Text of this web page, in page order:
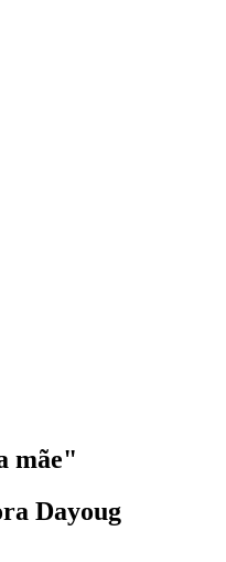
mãe"
Dayoug